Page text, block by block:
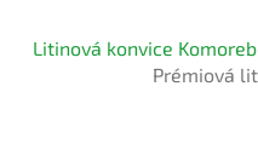
Litinová konvice
Prémiová